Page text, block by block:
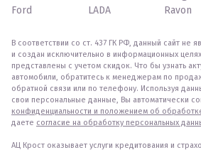
Ford
LADA
Ravon
В соответствии со ст. 437 ГК РФ, данный сайт не
и создан исключительно в информационных
представлены с учетом скидок. Что бы узнать
автомобили, обратитесь к менеджерам по
обратной связи или по телефону. Используя
свои персональные данные, Вы автоматически
конфиденциальности и положением об
даете согласие на обработку персональных
АЦ Крост оказывает услуги кредитования и